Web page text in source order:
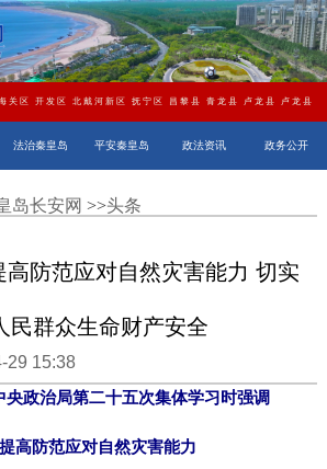
关区 开发区 北戴河新区 抚宁区 昌黎县 青龙县 卢龙县 卢龙县
法治秦皇岛 平安秦皇岛 政法资讯 政务公开
岛长安网 >>头条
高防范应对自然灾害能力 切实
民群众生命财产安全
15:38
央政治局第二十五次集体学习时强调
高防范应对自然灾害能力